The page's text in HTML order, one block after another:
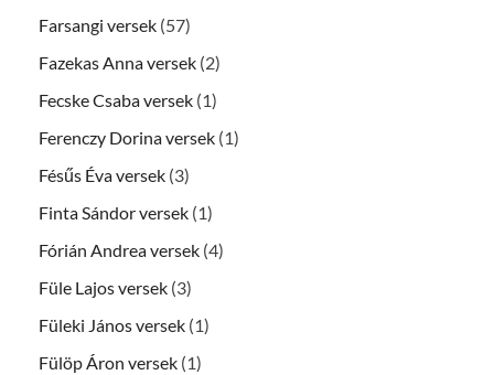
Farsangi versek (57)
Fazekas Anna versek (2)
Fecske Csaba versek (1)
Ferenczy Dorina versek (1)
Fésűs Éva versek (3)
Finta Sándor versek (1)
Fórián Andrea versek (4)
Füle Lajos versek (3)
Füleki János versek (1)
Fülöp Áron versek (1)